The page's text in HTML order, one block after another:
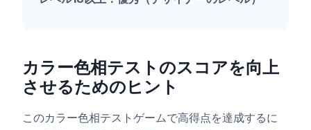
カラー色相テストのスコアを向上
させるためのヒント
このカラー色相テストゲームで高得点を達成するに